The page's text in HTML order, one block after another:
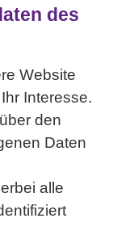
des
Website
Interesse.
den
Daten
alle